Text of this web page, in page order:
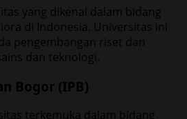
yang dikenal dalam bidang
di Indonesia. Universitas ini
pengembangan riset dan
dan teknologi.
Bogor (IPB)
terkemuka dalam bidang